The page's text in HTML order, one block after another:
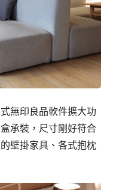
無印良品軟件擴大功
承裝，尺寸剛好符合
壁掛家具、各式抱枕